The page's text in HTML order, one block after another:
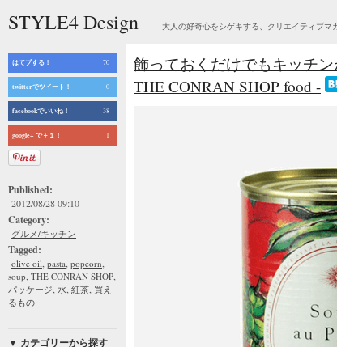
STYLE4 Design 大人の好奇心をシゲキする、クリエイティブマ
はてブする！ 70
twitterでツイート！ 0
facebookでいいね！ 38
google+ で＋１！ 1
Published:
2012/08/28 09:10
Category:
グルメ/キッチン
Tagged:
olive oil pasta popcorn
soup THE CONRAN SHOP
パッケージ 水 紅茶 買え
るもの
▼ カテゴリーから探す
飾っておくだけでもキッチ
THE CONRAN SHOP food -